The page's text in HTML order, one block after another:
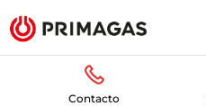
Contacto